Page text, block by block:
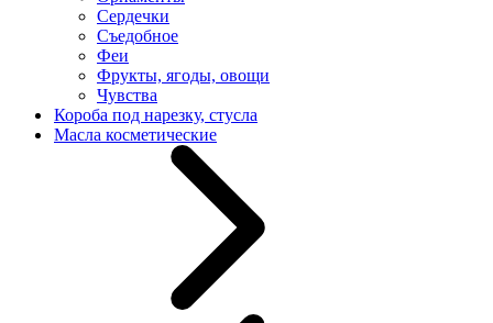
Сердечки
Съедобное
Феи
Фрукты, ягоды, овощи
Чувства
Короба под нарезку, стусла
Масла косметические